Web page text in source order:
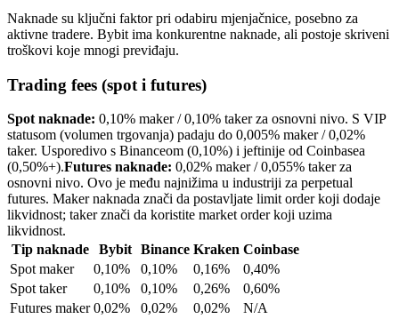
Naknade su ključni faktor pri odabiru mjenjačnice, posebno za
aktivne tradere. Bybit ima konkurentne naknade, ali postoje skriveni
troškovi koje mnogi previđaju.
Trading fees (spot i futures)
Spot naknade: 0,10% maker / 0,10% taker za osnovni nivo. S VIP
statusom (volumen trgovanja) padaju do 0,005% maker / 0,02%
taker. Usporedivo s Binanceom (0,10%) i jeftinije od Coinbasea
(0,50%+).Futures naknade: 0,02% maker / 0,055% taker za
osnovni nivo. Ovo je među najnižima u industriji za perpetual
futures. Maker naknada znači da postavljate limit order koji dodaje
likvidnost; taker znači da koristite market order koji uzima
likvidnost.
Tip naknade
Bybit Binance Kraken Coinbase
Spot maker
0,10% 0,10% 0,16%
0,40%
Spot taker
0,10% 0,10% 0,26%
0,60%
Futures maker 0,02% 0,02% 0,02%
N/A